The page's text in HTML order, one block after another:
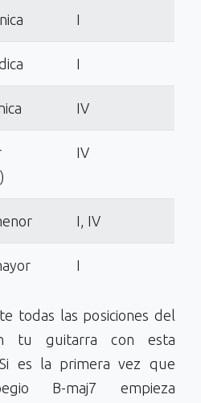
I
I
IV
IV
I, IV
I
todas las posiciones del
tu guitarra con esta
es la primera vez que
B-maj7 empieza